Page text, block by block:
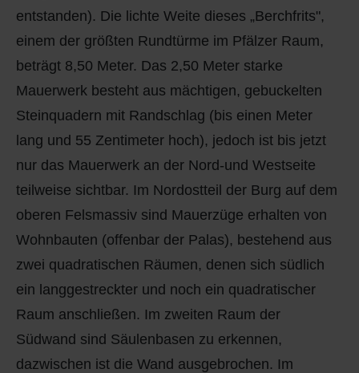
entstanden). Die lichte Weite dieses „Berchfrits",
einem der größten Rundtürme im Pfälzer Raum,
beträgt 8,50 Meter. Das 2,50 Meter starke
Mauerwerk besteht aus mächtigen, gebuckelten
Steinquadern mit Randschlag (bis einen Meter
lang und 55 Zentimeter hoch), jedoch ist bis jetzt
nur das Mauerwerk an der Nord-und Westseite
teilweise sichtbar. Im Nordostteil der Burg auf dem
oberen Felsmassiv sind Mauerzüge erhalten von
Wohnbauten (offenbar der Palas), bestehend aus
zwei quadratischen Räumen, denen sich südlich
ein langgestreckter und noch ein quadratischer
Raum anschließen. Im zweiten Raum der
Südwand sind Säulenbasen zu erkennen,
dazwischen ist die Wand ausgebrochen. Im